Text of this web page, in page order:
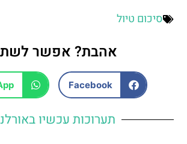
סיכום טיול
אהבת? אפשר
Facebook
תערוכות עכשיו